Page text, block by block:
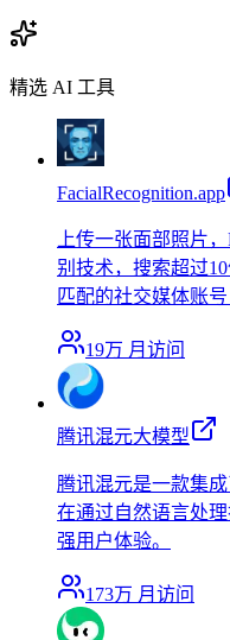
精选 AI 工具
FacialRecognition.app
上传一张面部照片
别技术，搜索超过
匹配的社交媒体账
19万 月访问
腾讯混元大模型
腾讯混元是一款集
在通过自然语言处
强用户体验。
173万 月访问